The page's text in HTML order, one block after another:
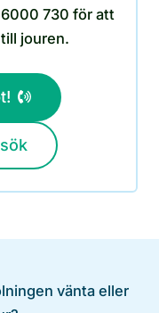
730 för att
jouren.
vänta eller